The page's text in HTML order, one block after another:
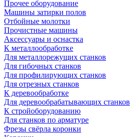
Прочее оборудование
Машины затирки полов
Отбойные молотки
Прочистные машины
Аксeccyapы и оснастка
К металлообработке
Для металлорежущих станков
Для гибочных станков
Для профилирующих станков
Для отрезных станков
К деревообработке
Для деревообрабатывающих станков
К стройоборудованию
Для станков по арматуре
Фрезы свёрла коронки